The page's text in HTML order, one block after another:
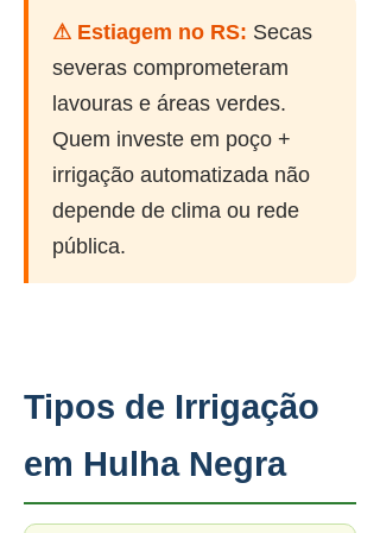
⚠ Estiagem no RS: Secas
severas comprometeram
lavouras e áreas verdes.
Quem investe em poço +
irrigação automatizada não
depende de clima ou rede
pública.
Tipos de Irrigação
em Hulha Negra